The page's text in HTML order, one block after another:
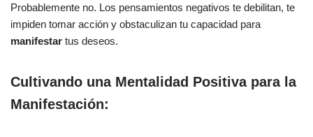
Probablemente no. Los pensamientos negativos te debilitan, te
impiden tomar acción y obstaculizan tu capacidad para
manifestar tus deseos.
Cultivando una Mentalidad Positiva para la
Manifestación: